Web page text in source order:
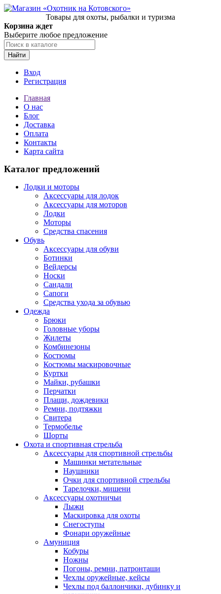
Товары для охоты, рыбалки и туризма
Корзина ждет
Выберите любое предложение
Найти
Вход
Регистрация
Главная
О нас
Блог
Доставка
Оплата
Контакты
Карта сайта
Каталог предложений
Лодки и моторы
Аксессуары для лодок
Аксессуары для моторов
Лодки
Моторы
Средства спасения
Обувь
Аксессуары для обуви
Ботинки
Вейдерсы
Носки
Сандали
Сапоги
Средства ухода за обувью
Одежда
Брюки
Головные уборы
Жилеты
Комбинезоны
Костюмы
Костюмы маскировочные
Куртки
Майки, рубашки
Перчатки
Плащи, дождевики
Ремни, подтяжки
Свитера
Термобелье
Шорты
Охота и спортивная стрельба
Аксессуары для спортивной стрельбы
Машинки метательные
Наушники
Очки для спортивной стрельбы
Тарелочки, мишени
Аксессуары охотничьи
Лыжи
Маскировка для охоты
Снегоступы
Фонари оружейные
Амуниция
Кобуры
Ножны
Погоны, ремни, патронташи
Чехлы оружейные, кейсы
Чехлы под баллончики, дубинку и